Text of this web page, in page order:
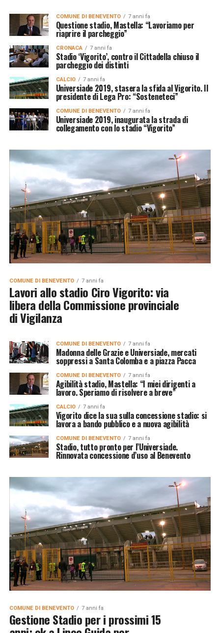
COMUNE DI BENEVENTO 7 anni fa
Questione stadio, Mastella: “Lavoriamo per
riaprire il parcheggio”
CRONACA 7 anni fa
Stadio ‘Vigorito’, contro il Cittadella chiuso il
parcheggio dei distinti
CALCIO 7 anni fa
Universiade 2019, stasera la sfida al Vigorito. Il
presidente di Lega Pro: “Sosteneteci”
COMUNE DI BENEVENTO 7 anni fa
Universiade 2019, inaugurata la strada di
collegamento con lo stadio “Vigorito”
COMUNE DI BENEVENTO 7 anni fa
Lavori allo stadio Ciro Vigorito: via
libera della Commissione provinciale
di Vigilanza
COMUNE DI BENEVENTO 7 anni fa
Madonna delle Grazie e Universiade, mercati
soppressi a Santa Colomba e a piazza Pacca
COMUNE DI BENEVENTO 7 anni fa
Agibilità stadio, Mastella: “I miei dirigenti a
lavoro. Speriamo di risolvere a breve”
CALCIO 7 anni fa
Vigorito dice la sua sulla concessione stadio: si
lavora a bando pubblico e a nuova agibilità
COMUNE DI BENEVENTO 7 anni fa
Stadio, tutto pronto per l’Universiade.
Rinnovata concessione d’uso al Benevento
COMUNE DI BENEVENTO 7 anni fa
Gestione Stadio per i prossimi 15